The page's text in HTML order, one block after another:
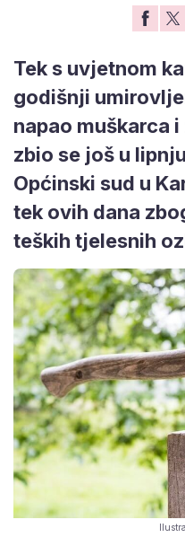
Tek s uvjetnom
godišnji
napao muškarca
zbio se još u
Općinski sud u
tek ovih dana
teških tjelesnih